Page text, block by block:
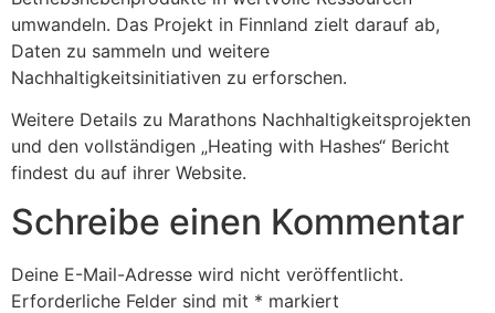
umwandeln. Das Projekt in Finnland zielt darauf ab,
Daten zu sammeln und weitere
Nachhaltigkeitsinitiativen zu erforschen.
Weitere Details zu Marathons Nachhaltigkeitsprojekten
und den vollständigen „Heating with Hashes“ Bericht
findest du auf ihrer Website.
Schreibe einen Kommentar
Deine E-Mail-Adresse wird nicht veröffentlicht.
Erforderliche Felder sind mit * markiert